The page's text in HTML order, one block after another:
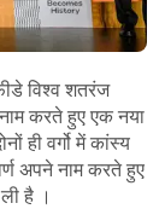
विश्व शतरंज
करते हुए एक नया
ही वर्गो में कांस्य
अपने नाम करते हुए
है ।